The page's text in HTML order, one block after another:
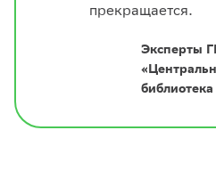
прекращается.
Эксперты